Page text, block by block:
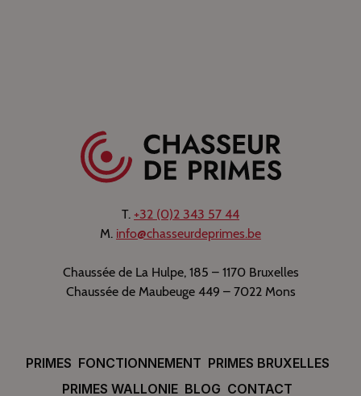
T. +32 (0)2 343 57 44
M. info@chasseurdeprimes.be
Chaussée de La Hulpe, 185 – 1170 Bruxelles
Chaussée de Maubeuge 449 – 7022 Mons
PRIMES FONCTIONNEMENT PRIMES BRUXELLES
PRIMES WALLONIE BLOG CONTACT